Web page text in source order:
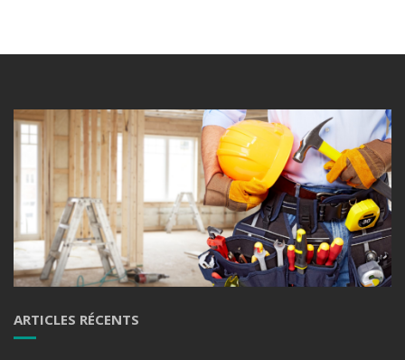
ARTICLES RÉCENTS